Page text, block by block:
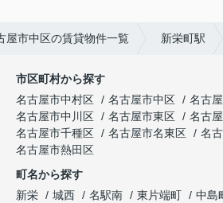
屋市中区の賃貸物件一覧 新栄町駅
市区町村から探す
名古屋市中村区
名古屋市中区
名古
名古屋市中川区
名古屋市東区
名古
名古屋市千種区
名古屋市名東区
名
名古屋市熱田区
町名から探す
新栄
城西 名駅南 東片端町 中島